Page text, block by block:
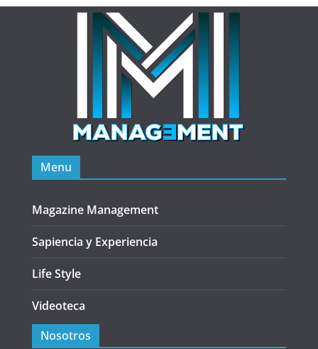
Menu
Magazine Management
Sapiencia y Experiencia
Life Style
Videoteca
Nosotros